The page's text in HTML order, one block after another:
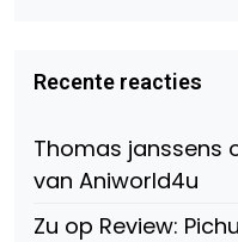
Beauty-
147775071915783/?
Facebook
op
Twitter
op
Instagram
Recente reacties
Thomas janssens
van Aniworld4u
Zu op Review: